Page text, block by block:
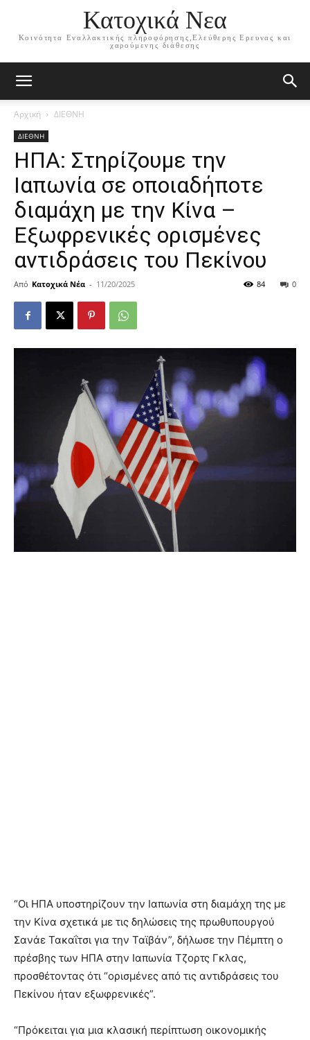
Κατοχικά Νεα
Κοινότητα Εναλλακτικής πληροφόρησης,Ελεύθερης Ερευνας και
χαρούμενης διάθεσης
Αρχική ΔΙΕΘΝΗ
ΔΙΕΘΝΗ
ΗΠΑ: Στηρίζουμε την
Ιαπωνία σε οποιαδήποτε
διαμάχη με την Κίνα –
Εξωφρενικές ορισμένες
αντιδράσεις του Πεκίνου
Από Κατοχικά Νέα - 11/20/2025 0
84
“Οι ΗΠΑ υποστηρίζουν την Ιαπωνία στη διαμάχη της με
την Κίνα σχετικά με τις δηλώσεις της πρωθυπουργού
Σανάε Τακαΐτσι για την Ταϊβάν”, δήλωσε την Πέμπτη ο
πρέσβης των ΗΠΑ στην Ιαπωνία Τζορτς Γκλας,
προσθέτοντας ότι “ορισμένες από τις αντιδράσεις του
Πεκίνου ήταν εξωφρενικές”.
“Πρόκειται για μια κλασική περίπτωση οικονομικής